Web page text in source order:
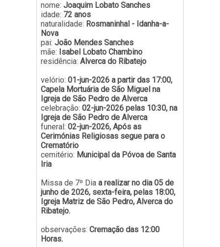
nome: Joaquim Lobato Sanches
idade: 72 anos
naturalidade: Rosmaninhal - Idanha-a-
Nova
pai: João Mendes Sanches
mãe: Isabel Lobato Chambino
residência: Alverca do Ribatejo
velório: 01-jun-2026 a partir das 17:00,
Capela Mortuária de São Miguel na
Igreja de São Pedro de Alverca
celebração: 02-jun-2026 pelas 10:30, na
Igreja de São Pedro de Alverca
funeral: 02-jun-2026, Após as
Cerimónias Religiosas segue para o
Crematório
cemitério: Municipal da Póvoa de Santa
Iria
Missa de 7º Dia a realizar no dia 05 de
junho de 2026, sexta-feira, pelas 18:00,
Igreja Matriz de São Pedro, Alverca do
Ribatejo.
observações: Cremação das 12:00
Horas.